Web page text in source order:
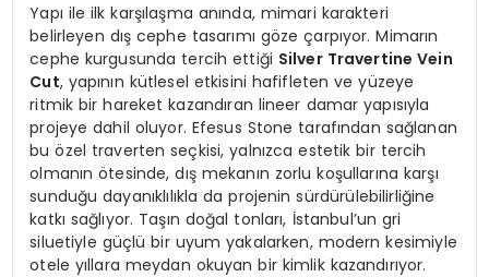
Yapı ile ilk karşılaşma anında, mimari karakteri
belirleyen dış cephe tasarımı göze çarpıyor. Mimarın
cephe kurgusunda tercih ettiği Silver Travertine Vein
Cut, yapının kütlesel etkisini hafifleten ve yüzeye
ritmik bir hareket kazandıran lineer damar yapısıyla
projeye dahil oluyor. Efesus Stone tarafından sağlanan
bu özel traverten seçkisi, yalnızca estetik bir tercih
olmanın ötesinde, dış mekanın zorlu koşullarına karşı
sunduğu dayanıklılıkla da projenin sürdürülebilirliğine
katkı sağlıyor. Taşın doğal tonları, İstanbul’un gri
siluetiyle güçlü bir uyum yakalarken, modern kesimiyle
otele yıllara meydan okuyan bir kimlik kazandırıyor.